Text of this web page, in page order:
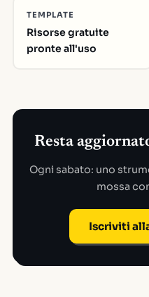
TEMPLATE
Risorse gratuite
pronte all'uso
Resta
Ogni sabato: uno
mossa
Iscriviti